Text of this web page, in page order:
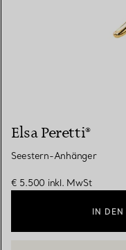
Elsa Peretti®
Seestern-Anhänger
€ 5.500 inkl. MwSt
IN